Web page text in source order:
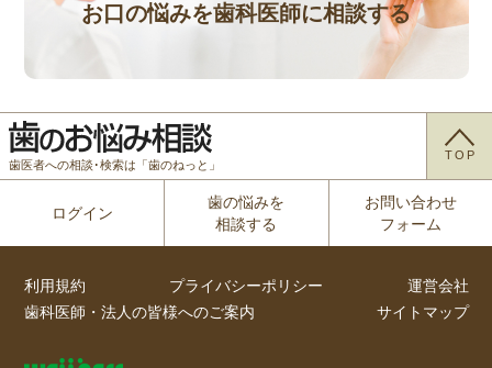
お口の悩みを歯科医師に相談する
歯医者への相談･検索は「歯のねっと」
TOP
ログイン
歯の悩みを
相談する
お問い合わせ
フォーム
利用規約 プライバシーポリシー
運営会社
歯科医師・法人の皆様へのご案内
サイトマップ